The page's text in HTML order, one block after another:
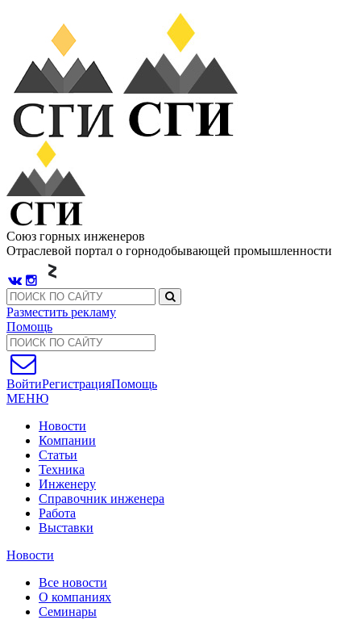
Союз горных инженеров
Отраслевой портал о горнодобывающей промышленности
Разместить рекламу
Помощь
ВойтиРегистрацияПомощь
МЕНЮ
Новости
Компании
Статьи
Техника
Инженеру
Справочник инженера
Работа
Выставки
Новости
Все новости
О компаниях
Семинары